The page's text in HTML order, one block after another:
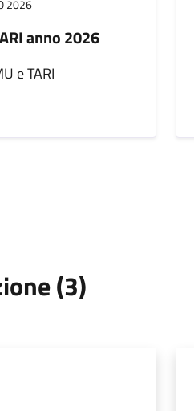
2026
anno 2026
e TARI
(3)